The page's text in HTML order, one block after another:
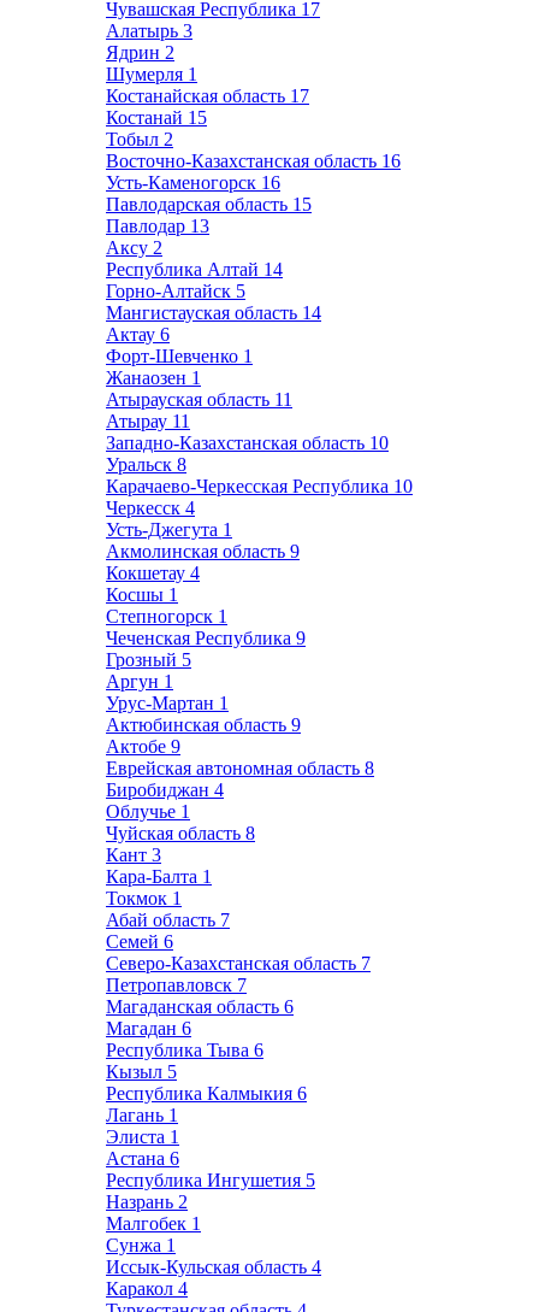
Чувашская Республика 17
Алатырь 3
Ядрин 2
Шумерля 1
Костанайская область 17
Костанай 15
Тобыл 2
Восточно-Казахстанская область 16
Усть-Каменогорск 16
Павлодарская область 15
Павлодар 13
Аксу 2
Республика Алтай 14
Горно-Алтайск 5
Мангистауская область 14
Актау 6
Форт-Шевченко 1
Жанаозен 1
Атырауская область 11
Атырау 11
Западно-Казахстанская область 10
Уральск 8
Карачаево-Черкесская Республика 10
Черкесск 4
Усть-Джегута 1
Акмолинская область 9
Кокшетау 4
Косшы 1
Степногорск 1
Чеченская Республика 9
Грозный 5
Аргун 1
Урус-Мартан 1
Актюбинская область 9
Актобе 9
Еврейская автономная область 8
Биробиджан 4
Облучье 1
Чуйская область 8
Кант 3
Кара-Балта 1
Токмок 1
Абай область 7
Семей 6
Северо-Казахстанская область 7
Петропавловск 7
Магаданская область 6
Магадан 6
Республика Тыва 6
Кызыл 5
Республика Калмыкия 6
Лагань 1
Элиста 1
Астана 6
Республика Ингушетия 5
Назрань 2
Малгобек 1
Сунжа 1
Иссык-Кульская область 4
Каракол 4